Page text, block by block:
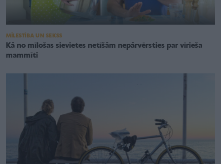
MĪLESTĪBA UN SEKSS
Kā no mīlošas sievietes netīšām nepārvērsties par vīrieša
mammīti